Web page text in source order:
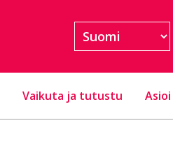
Vaikuta ja tutustu Asioi